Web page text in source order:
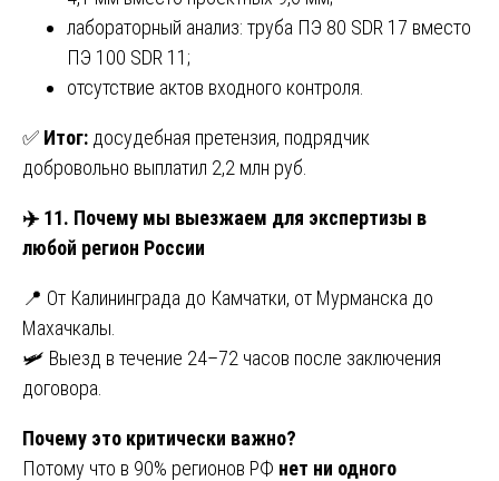
лабораторный анализ: труба ПЭ 80 SDR 17 вместо
ПЭ 100 SDR 11;
отсутствие актов входного контроля.
✅ Итог: досудебная претензия, подрядчик
добровольно выплатил 2,2 млн руб.
✈️ 11. Почему мы выезжаем для экспертизы в
любой регион России
📍 От Калининграда до Камчатки, от Мурманска до
Махачкалы.
🛩️ Выезд в течение 24–72 часов после заключения
договора.
Почему это критически важно?
Потому что в 90% регионов РФ нет ни одного